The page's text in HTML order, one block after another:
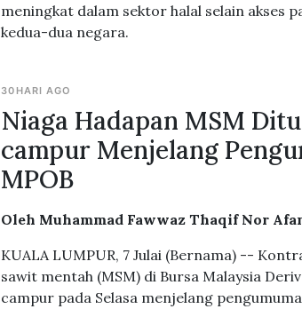
meningkat dalam sektor halal selain akses
kedua-dua negara.
30HARI AGO
Niaga Hadapan MSM
campur Menjelang
MPOB
Oleh Muhammad Fawwaz Thaqif Nor
KUALA LUMPUR, 7 Julai (Bernama) --
sawit mentah (MSM) di Bursa Malaysia
campur pada Selasa menjelang